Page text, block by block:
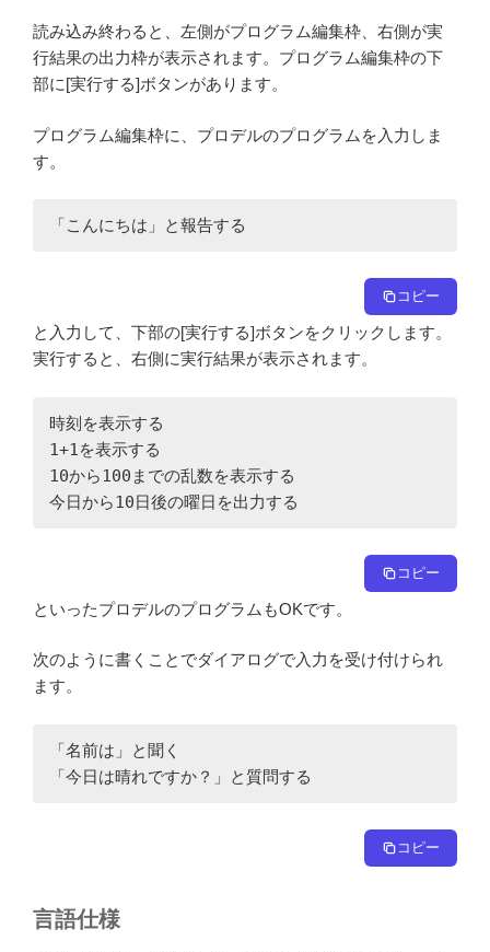
読み込み終わると、左側がプログラム編集枠、右側が実
行結果の出力枠が表示されます。プログラム編集枠の下
部に[実行する]ボタンがあります。
プログラム編集枠に、プロデルのプログラムを入力しま
す。
「こんにちは」と報告する
コピー
と入力して、下部の[実行する]ボタンをクリックします。
実行すると、右側に実行結果が表示されます。
時刻を表示する
1+1を表示する
10から100までの乱数を表示する
今日から10日後の曜日を出力する
コピー
といったプロデルのプログラムもOKです。
次のように書くことでダイアログで入力を受け付けられ
ます。
「名前は」と聞く
「今日は晴れですか？」と質問する
コピー
言語仕様